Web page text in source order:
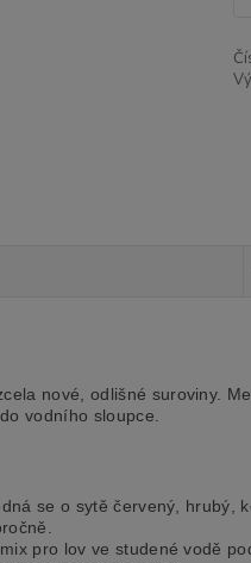
nové, odlišné suroviny.
vodního sloupce.
se o sytě červený, hrubý,
pro lov ve studené vodě